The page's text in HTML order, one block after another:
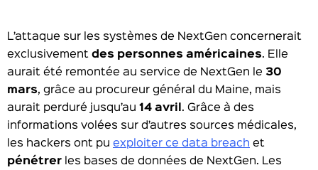
L’attaque sur les systèmes de NextGen concernerait
exclusivement des personnes américaines. Elle
aurait été remontée au service de NextGen le 30
mars, grâce au procureur général du Maine, mais
aurait perduré jusqu’au 14 avril . Grâce à des
informations volées sur d’autres sources médicales,
les hackers ont pu exploiter ce data breach et
pénétrer les bases de données de NextGen. Les